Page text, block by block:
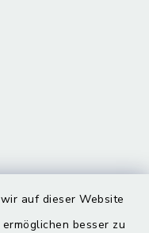
auf dieser Website
besser zu